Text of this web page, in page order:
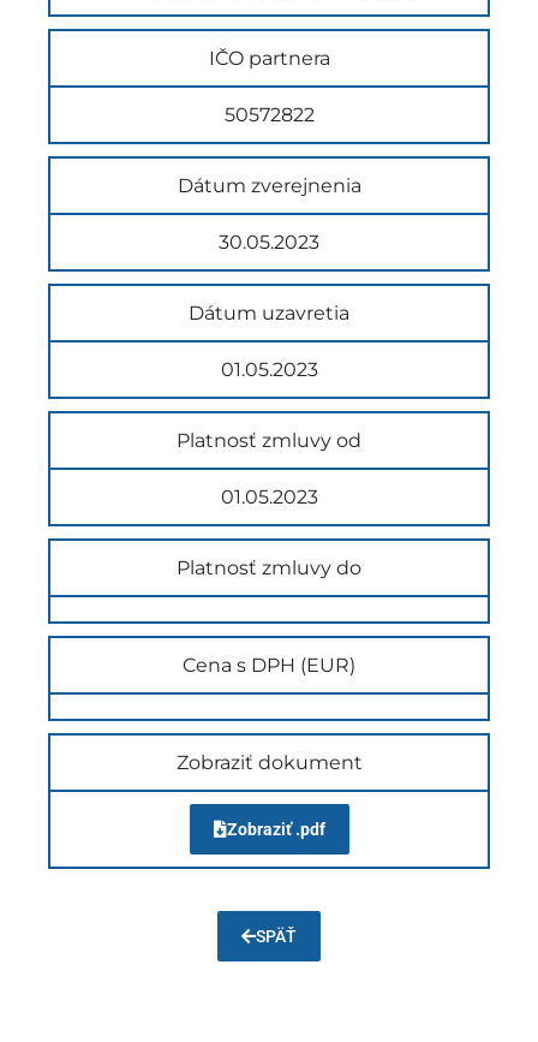
IČO partnera
50572822
Dátum zverejnenia
30.05.2023
Dátum uzavretia
01.05.2023
Platnosť zmluvy od
01.05.2023
Platnosť zmluvy do
Cena s DPH (EUR)
Zobraziť dokument
Zobraziť .pdf
SPÄŤ